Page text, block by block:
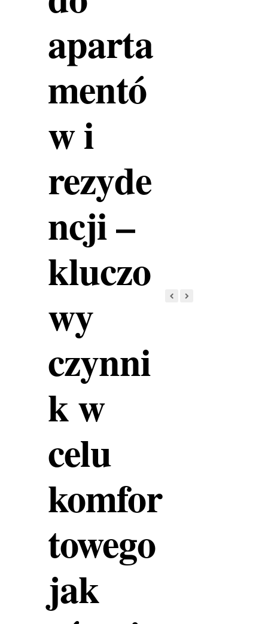
aparta
mentó
w i
rezyde
ncji –
kluczo
wy
czynni
k w
celu
komfor
towego
jak